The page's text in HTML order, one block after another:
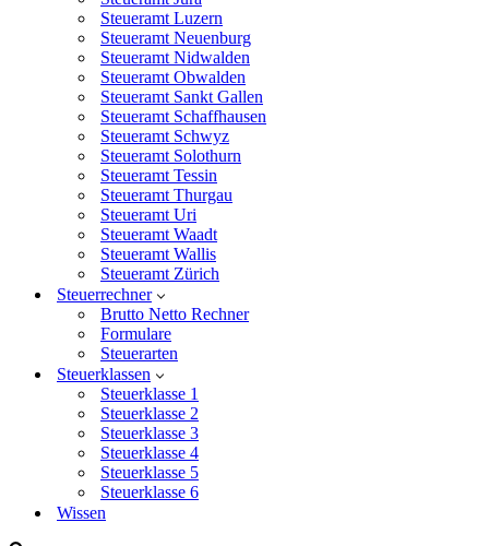
Steueramt Luzern
Steueramt Neuenburg
Steueramt Nidwalden
Steueramt Obwalden
Steueramt Sankt Gallen
Steueramt Schaffhausen
Steueramt Schwyz
Steueramt Solothurn
Steueramt Tessin
Steueramt Thurgau
Steueramt Uri
Steueramt Waadt
Steueramt Wallis
Steueramt Zürich
Steuerrechner
Brutto Netto Rechner
Formulare
Steuerarten
Steuerklassen
Steuerklasse 1
Steuerklasse 2
Steuerklasse 3
Steuerklasse 4
Steuerklasse 5
Steuerklasse 6
Wissen